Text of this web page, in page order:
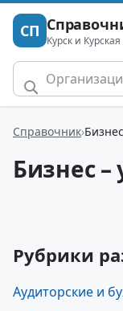
СП Курск и
Справочник
Бизнес –
Рубрики
Аудиторские и